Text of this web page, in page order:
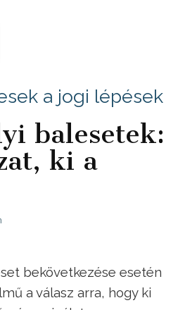
a jogi lépések
balesetek:
ki a
bekövetkezése esetén
a válasz arra, hogy ki